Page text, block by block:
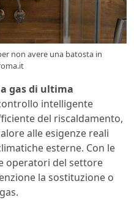
non avere una batosta in
gasdi ultima
intelligente
del riscaldamento,
alle esigenze reali
esterne. Con le
operatori del settore
la sostituzione o